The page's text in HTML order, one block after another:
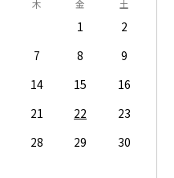
木 金 土
1
2
7 8
9
14 15
16
21 22
23
28 29
30